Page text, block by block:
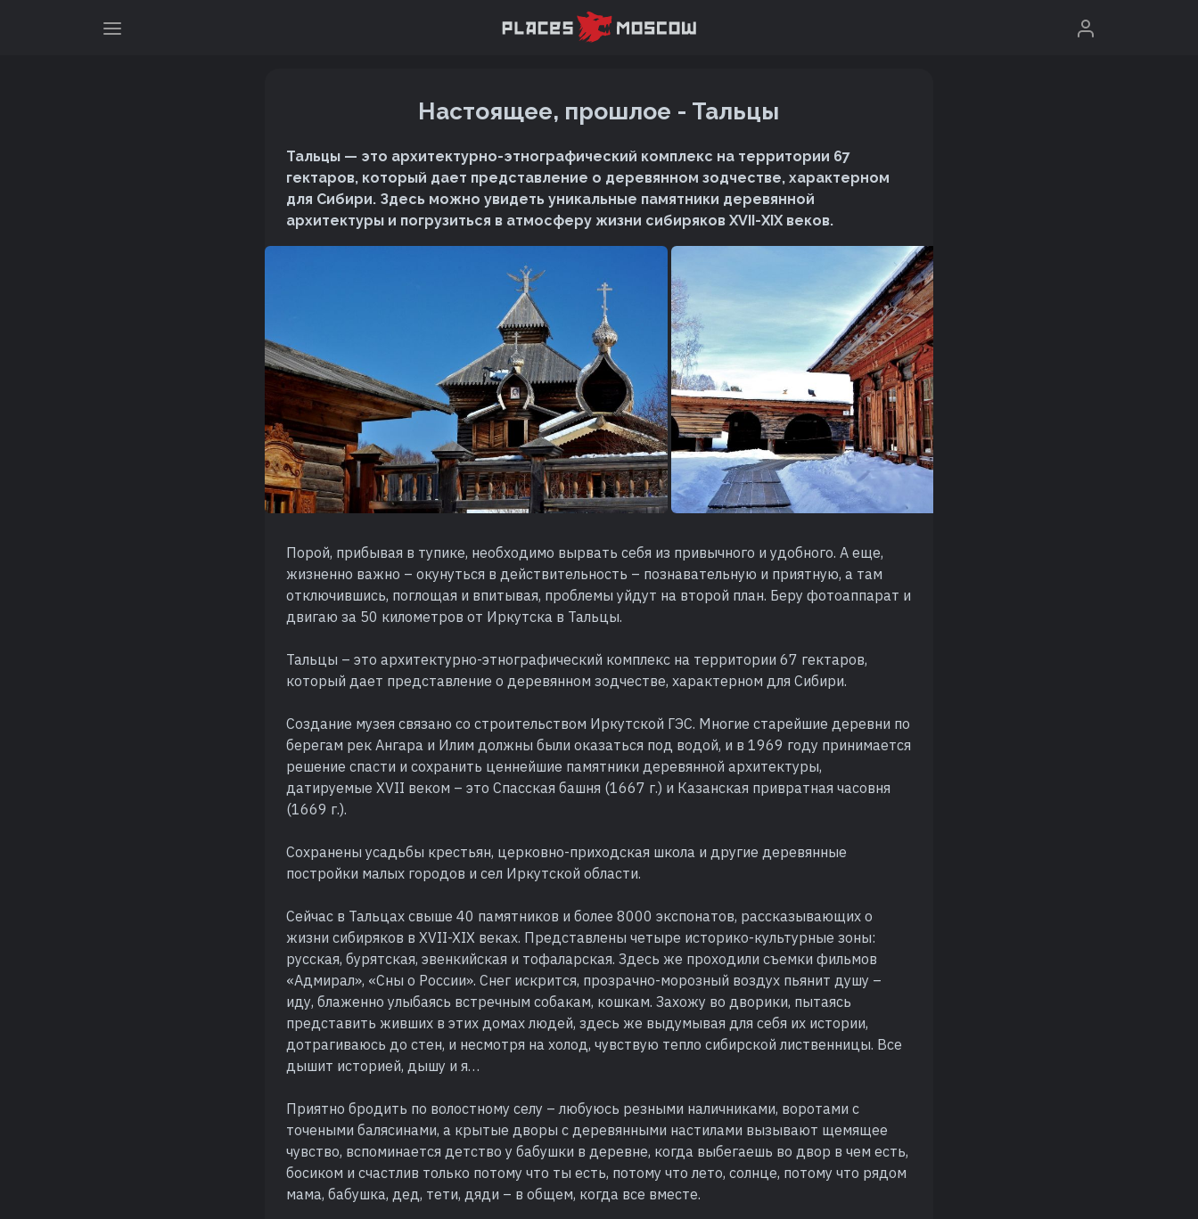
Настоящее, прошлое - Тальцы
Тальцы — это архитектурно-этнографический комплекс на территории 67
гектаров, который дает представление о деревянном зодчестве, характерном
для Сибири. Здесь можно увидеть уникальные памятники деревянной
архитектуры и погрузиться в атмосферу жизни сибиряков XVII-XIX веков.
Порой, прибывая в тупике, необходимо вырвать себя из привычного и удобного. А еще,
жизненно важно – окунуться в действительность – познавательную и приятную, а там
отключившись, поглощая и впитывая, проблемы уйдут на второй план. Беру фотоаппарат и
двигаю за 50 километров от Иркутска в Тальцы.
Тальцы – это архитектурно-этнографический комплекс на территории 67 гектаров,
который дает представление о деревянном зодчестве, характерном для Сибири.
Создание музея связано со строительством Иркутской ГЭС. Многие старейшие деревни по
берегам рек Ангара и Илим должны были оказаться под водой, и в 1969 году принимается
решение спасти и сохранить ценнейшие памятники деревянной архитектуры,
датируемые XVII веком – это Спасская башня (1667 г.) и Казанская привратная часовня
(1669 г.).
Сохранены усадьбы крестьян, церковно-приходская школа и другие деревянные
постройки малых городов и сел Иркутской области.
Сейчас в Тальцах свыше 40 памятников и более 8000 экспонатов, рассказывающих о
жизни сибиряков в XVII-XIX веках. Представлены четыре историко-культурные зоны:
русская, бурятская, эвенкийская и тофаларская. Здесь же проходили съемки фильмов
«Адмирал», «Сны о России». Снег искрится, прозрачно-морозный воздух пьянит душу –
иду, блаженно улыбаясь встречным собакам, кошкам. Захожу во дворики, пытаясь
представить живших в этих домах людей, здесь же выдумывая для себя их истории,
дотрагиваюсь до стен, и несмотря на холод, чувствую тепло сибирской лиственницы. Все
дышит историей, дышу и я…
Приятно бродить по волостному селу – любуюсь резными наличниками, воротами с
точеными балясинами, а крытые дворы с деревянными настилами вызывают щемящее
чувство, вспоминается детство у бабушки в деревне, когда выбегаешь во двор в чем есть,
босиком и счастлив только потому что ты есть, потому что лето, солнце, потому что рядом
мама, бабушка, дед, тети, дяди – в общем, когда все вместе.